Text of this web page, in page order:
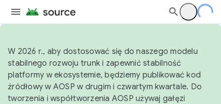
W 2026 r., aby dostosować się do naszego modelu
stabilnego rozwoju trunk i zapewnić stabilność
platformy w ekosystemie, będziemy publikować kod
źródłowy w AOSP w drugim i czwartym kwartale. Do
tworzenia i współtworzenia AOSP używaj gałęzi